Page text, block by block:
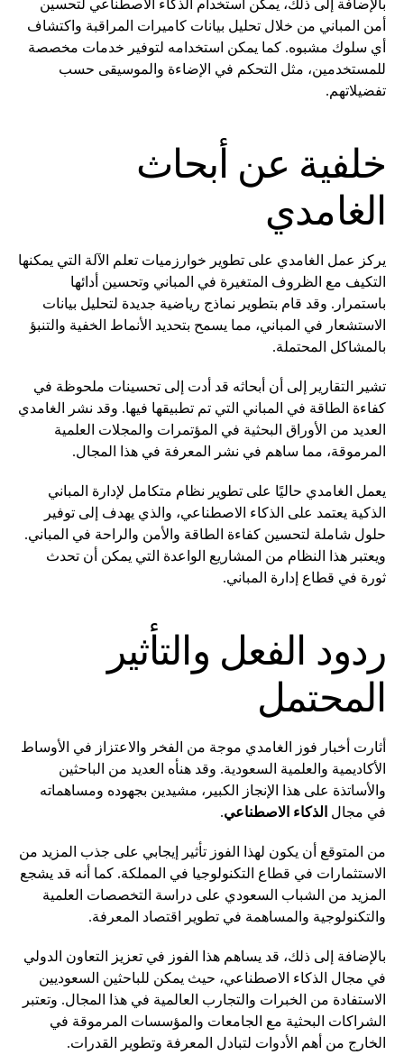
بالإضافة إلى ذلك، يمكن استخدام الذكاء الاصطناعي لتحسين
أمن المباني من خلال تحليل بيانات كاميرات المراقبة واكتشاف
أي سلوك مشبوه. كما يمكن استخدامه لتوفير خدمات مخصصة
للمستخدمين، مثل التحكم في الإضاءة والموسيقى حسب
تفضيلاتهم.
خلفية عن أبحاث
الغامدي
يركز عمل الغامدي على تطوير خوارزميات تعلم الآلة التي يمكنها
التكيف مع الظروف المتغيرة في المباني وتحسين أدائها
باستمرار. وقد قام بتطوير نماذج رياضية جديدة لتحليل بيانات
الاستشعار في المباني، مما يسمح بتحديد الأنماط الخفية والتنبؤ
بالمشاكل المحتملة.
تشير التقارير إلى أن أبحاثه قد أدت إلى تحسينات ملحوظة في
كفاءة الطاقة في المباني التي تم تطبيقها فيها. وقد نشر الغامدي
العديد من الأوراق البحثية في المؤتمرات والمجلات العلمية
المرموقة، مما ساهم في نشر المعرفة في هذا المجال.
يعمل الغامدي حاليًا على تطوير نظام متكامل لإدارة المباني
الذكية يعتمد على الذكاء الاصطناعي، والذي يهدف إلى توفير
حلول شاملة لتحسين كفاءة الطاقة والأمن والراحة في المباني.
ويعتبر هذا النظام من المشاريع الواعدة التي يمكن أن تحدث
ثورة في قطاع إدارة المباني.
ردود الفعل والتأثير
المحتمل
أثارت أخبار فوز الغامدي موجة من الفخر والاعتزاز في الأوساط
الأكاديمية والعلمية السعودية. وقد هنأه العديد من الباحثين
والأساتذة على هذا الإنجاز الكبير، مشيدين بجهوده ومساهماته
في مجال الذكاء الاصطناعي.
من المتوقع أن يكون لهذا الفوز تأثير إيجابي على جذب المزيد من
الاستثمارات في قطاع التكنولوجيا في المملكة. كما أنه قد يشجع
المزيد من الشباب السعودي على دراسة التخصصات العلمية
والتكنولوجية والمساهمة في تطوير اقتصاد المعرفة.
بالإضافة إلى ذلك، قد يساهم هذا الفوز في تعزيز التعاون الدولي
في مجال الذكاء الاصطناعي، حيث يمكن للباحثين السعوديين
الاستفادة من الخبرات والتجارب العالمية في هذا المجال. وتعتبر
الشراكات البحثية مع الجامعات والمؤسسات المرموقة في
الخارج من أهم الأدوات لتبادل المعرفة وتطوير القدرات.